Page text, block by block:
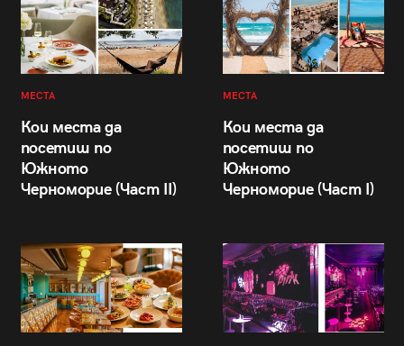
МЕСТА
Кои места да
посетиш по
Южното
Черноморие (Част II)
МЕСТА
Кои места да
посетиш по
Южното
Черноморие (Част I)